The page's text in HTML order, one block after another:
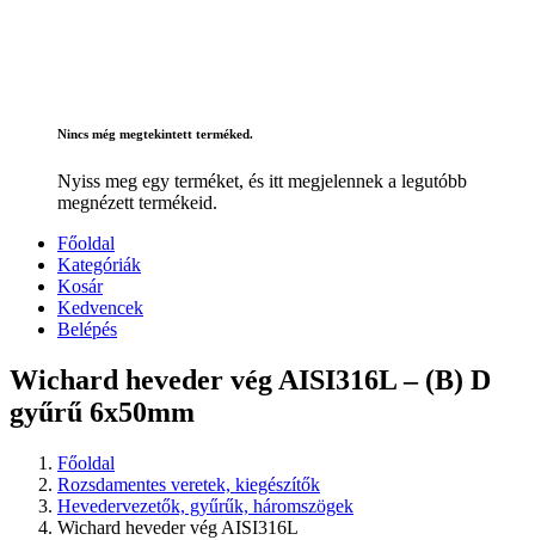
Nincs még megtekintett terméked.
Nyiss meg egy terméket, és itt megjelennek a legutóbb
megnézett termékeid.
Főoldal
Kategóriák
Kosár
Kedvencek
Belépés
Wichard heveder vég AISI316L – (B) D
gyűrű 6x50mm
Főoldal
Rozsdamentes veretek, kiegészítők
Hevedervezetők, gyűrűk, háromszögek
Wichard heveder vég AISI316L